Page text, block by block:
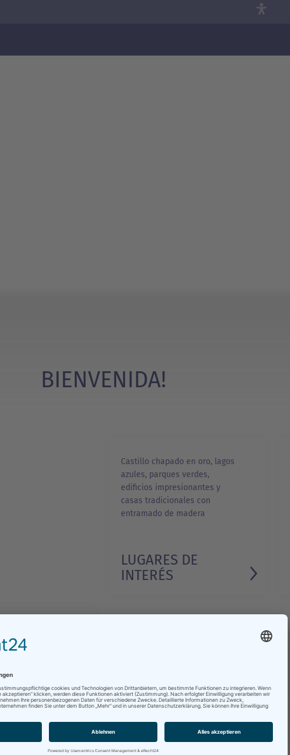
BIENVENIDA!
LUGARES DE
INTERÉS
Castillo chapado en oro, lagos
azules, parques verdes,
edificios impresionantes y
casas tradicionales con
entramado de madera
Y
o entradas a